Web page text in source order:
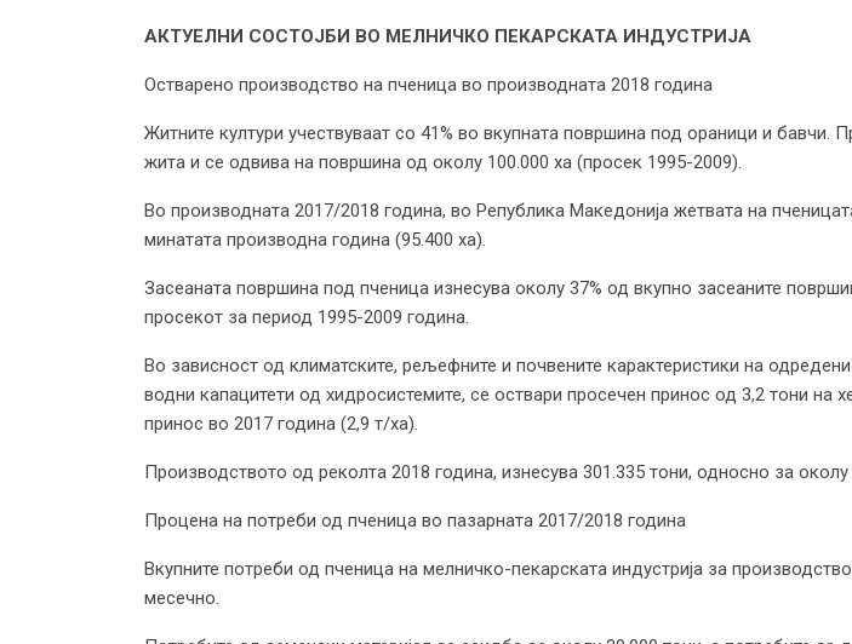
АКТУЕЛНИ СОСТОЈБИ ВО МЕЛНИЧКО ПЕКАРСКАТА ИНДУСТРИЈА
Остварено производство на пченица во производната 2018 година
Житните култури учествуваат со 41% во вкупната површина под ораници и
жита и се одвива на површина од околу 100.000 ха (просек 1995-2009).
Во производната 2017/2018 година, во Република Македонија жетвата на
минатата производна година (95.400 ха).
Засеаната површина под пченица изнесува околу 37% од вкупно засеаните
просекот за период 1995-2009 година.
Во зависност од климатските, рељефните и почвените карактеристики на
водни капацитети од хидросистемите, се оствари просечен принос од 3,2 тони
принос во 2017 година (2,9 т/ха).
Производството од реколта 2018 година, изнесува 301.335 тони, односно за
Процена на потреби од пченица во пазарната 2017/2018 година
Вкупните потреби од пченица на мелничко-пекарската индустрија за
месечно.